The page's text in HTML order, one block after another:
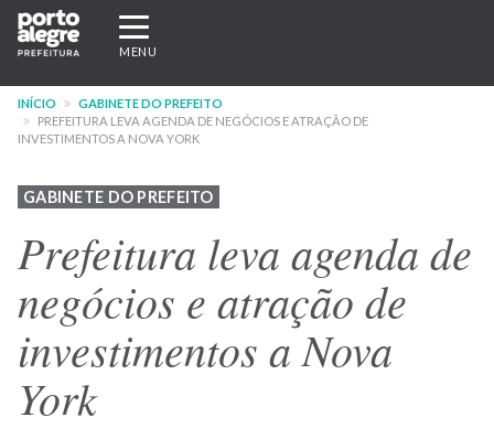
Pular
para
conteúdo
principal
Expandir/recolher
navegação
MENU
INÍCIO
GABINETE DO PREFEITO
PREFEITURA LEVA AGENDA DE NEGÓCIOS E ATRAÇÃO DE
INVESTIMENTOS A NOVA YORK
GABINETE DO PREFEITO
Prefeitura leva agenda de
negócios e atração de
investimentos a Nova
York